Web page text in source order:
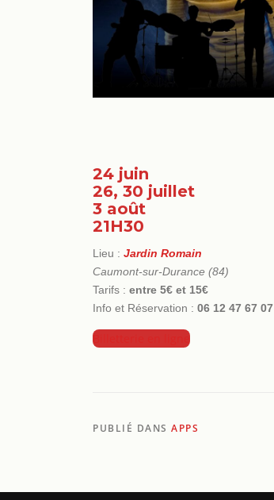
24 juin
26, 30 juillet
3 août
21H30
Lieu : Jardin Romain
Caumont-sur-Durance (84)
Tarifs : entre 5€ et 15€
Info et Réservation : 06 12 47 67 07
Billetterie en ligne
PUBLIÉ DANS APPS